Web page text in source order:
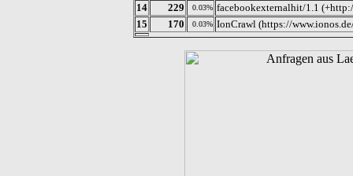
14
229 0.03% facebookexternalhit/1.1
15
170 0.03% IonCrawl (https://